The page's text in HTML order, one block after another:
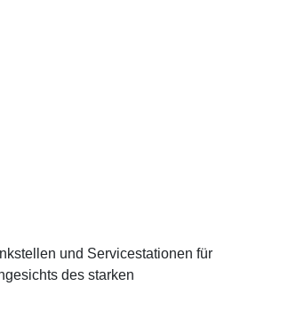
und Servicestationen für
des starken